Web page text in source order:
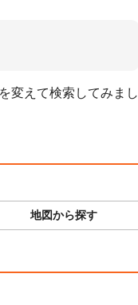
変えて検索してみまし
地図から探す